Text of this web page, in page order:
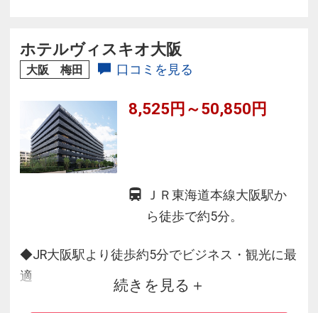
指します。
ホテルヴィスキオ大阪
大阪 梅田 口コミを見る
8,525円～50,850円
ＪＲ東海道本線大阪駅か
ら徒歩で約5分。
◆JR大阪駅より徒歩約5分でビジネス・観光に最
適
◆客室ベッドはシモンズ社製の当ホテルオリジ
続きを見る